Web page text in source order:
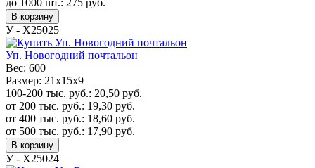
В корзину
У - Х25025
Уп. Новогодний почтальон
Вес: 600
Размер: 21х15х9
100-200 тыс. руб.: 20,50 руб.
от 200 тыс. руб.: 19,30 руб.
от 400 тыс. руб.: 18,60 руб.
от 500 тыс. руб.: 17,90 руб.
В корзину
У - Х25024